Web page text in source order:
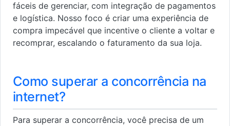
fáceis de gerenciar, com integração de pagamentos
e logística. Nosso foco é criar uma experiência de
compra impecável que incentive o cliente a voltar e
recomprar, escalando o faturamento da sua loja.
Como superar a concorrência na
internet?
Para superar a concorrência, você precisa de um